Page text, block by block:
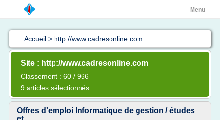
Menu
Accueil > http://www.cadresonline.com
Site : http://www.cadresonline.com
Classement : 60 / 966
9 articles sélectionnés
Offres d'emploi Informatique de gestion / études
et ...